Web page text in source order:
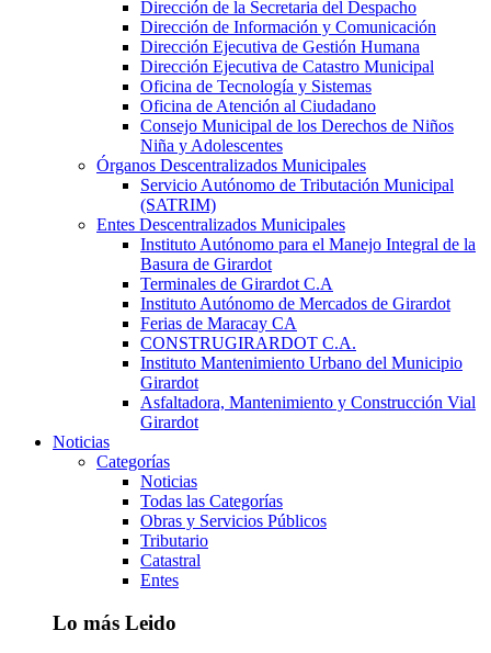
Dirección de la Secretaria del Despacho
Dirección de Información y Comunicación
Dirección Ejecutiva de Gestión Humana
Dirección Ejecutiva de Catastro Municipal
Oficina de Tecnología y Sistemas
Oficina de Atención al Ciudadano
Consejo Municipal de los Derechos de Niños
Niña y Adolescentes
Órganos Descentralizados Municipales
Servicio Autónomo de Tributación Municipal
(SATRIM)
Entes Descentralizados Municipales
Instituto Autónomo para el Manejo Integral de la
Basura de Girardot
Terminales de Girardot C.A
Instituto Autónomo de Mercados de Girardot
Ferias de Maracay CA
CONSTRUGIRARDOT C.A.
Instituto Mantenimiento Urbano del Municipio
Girardot
Asfaltadora, Mantenimiento y Construcción Vial
Girardot
Noticias
Categorías
Noticias
Todas las Categorías
Obras y Servicios Públicos
Tributario
Catastral
Entes
Lo más Leido